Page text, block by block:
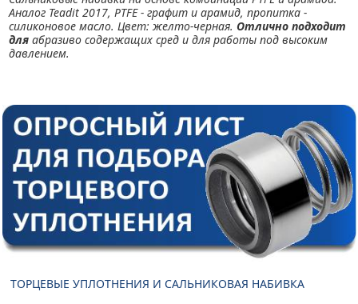
Аналог Teadit 2017, PTFE - графит и арамид, пропитка -
силиконовое масло. Цвет: желто-черная. Отлично подходит
для абразиво содержащих сред и для работы под высоким
давлением.
ТОРЦЕВЫЕ УПЛОТНЕНИЯ И САЛЬНИКОВАЯ НАБИВКА